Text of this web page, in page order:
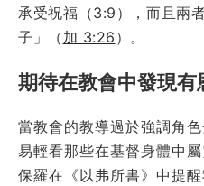
承受祝福（3:9），而且兩
子」（ 加 3:26 ）。
期待在教會中發現有
當教會的教導過於強調角
易輕看那些在基督身體中
保羅在《以弗所書》中提